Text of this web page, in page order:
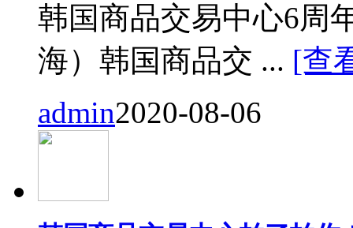
韩国商品交易中心6周
海）韩国商品交 ... [查
admin2020-08-06